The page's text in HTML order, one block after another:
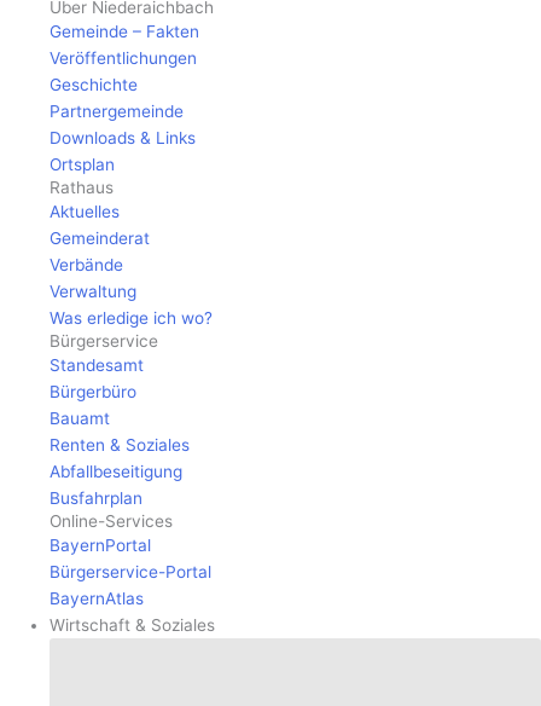
Über Niederaichbach
Gemeinde – Fakten
Veröffentlichungen
Geschichte
Partnergemeinde
Downloads & Links
Ortsplan
Rathaus
Aktuelles
Gemeinderat
Verbände
Verwaltung
Was erledige ich wo?
Bürgerservice
Standesamt
Bürgerbüro
Bauamt
Renten & Soziales
Abfallbeseitigung
Busfahrplan
Online-Services
BayernPortal
Bürgerservice-Portal
BayernAtlas
Wirtschaft & Soziales